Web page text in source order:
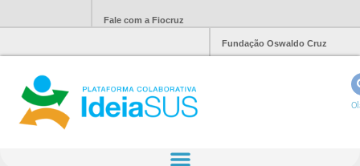
Fale com a Fiocruz
Fundação Oswaldo Cruz